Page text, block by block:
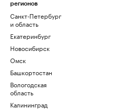
регионов
Санкт-Петербург
и область
Екатеринбург
Новосибирск
Омск
Башкортостан
Вологодская
область
Калининград